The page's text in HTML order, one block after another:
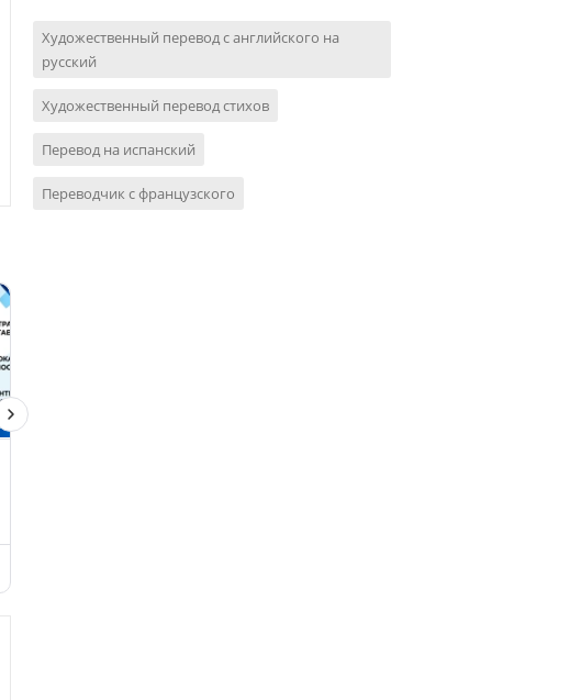
Художественный перевод с английского на
русский
Художественный перевод стихов
Перевод на испанский
Переводчик с французского